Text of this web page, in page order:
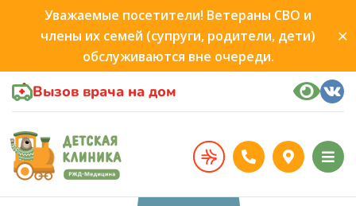
Уважаемые посетители! Ветераны СВО и
члены их семей (супруги, родители, дети)
обслуживаются вне очереди.
Вызов врача на дом